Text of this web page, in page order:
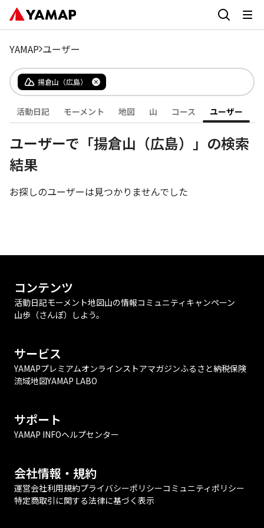
YAMAP ユーザー
揚倉山（広島）
活動日記 モーメント 地図 山 コース ユーザー
ユーザーで「揚倉山（広島）」の検索
結果
お探しのユーザーは見つかりませんでした
コンテンツ
活動日記モーメント地図山の情報コミュニティ キャンペーン
山歩（さんぽ）しよう。
サービス
YAMAPプレミアムオンラインストアマガジンふるさと納税保険
流域地図YAMAP LABO
サポート
YAMAP INFOヘルプセンター
会社情報・規約
運営会社利用規約プライバシーポリシーコミュニティポリシー
特定商取引に関する法律に基づく表示